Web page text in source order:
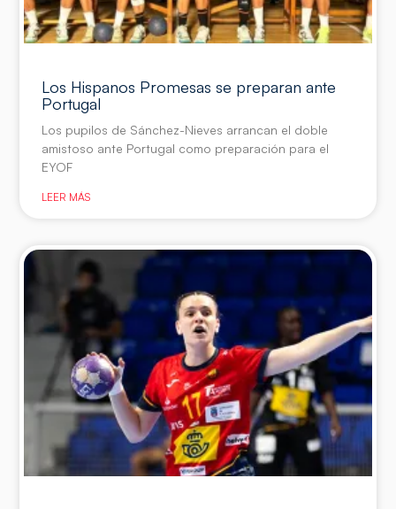
Los Hispanos Promesas se preparan ante
Portugal
Los pupilos de Sánchez-Nieves arrancan el doble
amistoso ante Portugal como preparación para el
EYOF
LEER MÁS